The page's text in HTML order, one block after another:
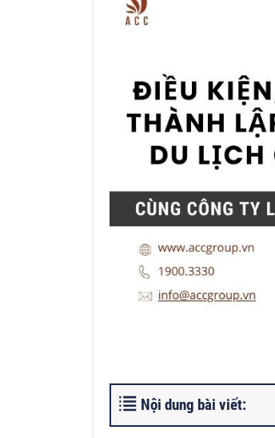
Nội dung bài viết: